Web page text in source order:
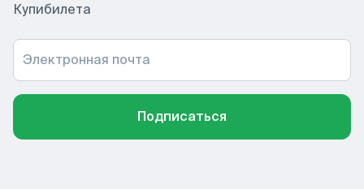
Купибилета
Электронная почта
Подписаться